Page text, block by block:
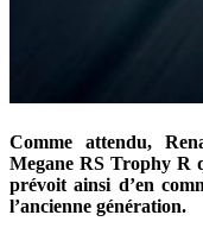
Comme attendu,
Megane RS Trophy R
prévoit ainsi d’en
l’ancienne génération.